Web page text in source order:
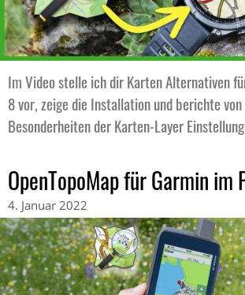
Im Video stelle ich dir Karten Alternativen
8 vor, zeige die Installation und berichte von
Besonderheiten der Karten-Layer
OpenTopoMap für Garmin im
4. Januar 2022